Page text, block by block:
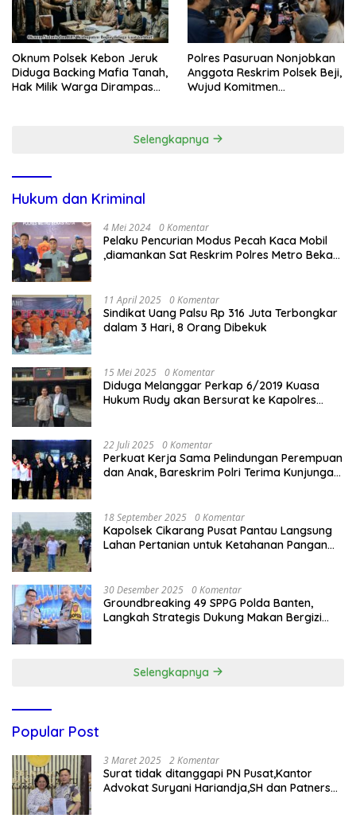
Oknum Polsek Kebon Jeruk
Diduga Backing Mafia Tanah,
Hak Milik Warga Dirampas
Polres Pasuruan Nonjobkan
Anggota Reskrim Polsek Beji,
Wujud Komitmen
Selengkapnya
Hukum dan Kriminal
4 Mei 2024 0 Komentar
Pelaku Pencurian Modus Pecah Kaca Mobil
,diamankan Sat Reskrim Polres Metro Bekasi
11 April 2025 0 Komentar
Sindikat Uang Palsu Rp 316 Juta Terbongkar
dalam 3 Hari, 8 Orang Dibekuk
15 Mei 2025 0 Komentar
Diduga Melanggar Perkap 6/2019 Kuasa
Hukum Rudy akan Bersurat ke Kapolres
22 Juli 2025 0 Komentar
Perkuat Kerja Sama Pelindungan Perempuan
dan Anak, Bareskrim Polri Terima Kunjungan
18 September 2025 0 Komentar
Kapolsek Cikarang Pusat Pantau Langsung
Lahan Pertanian untuk Ketahanan Pangan
30 Desember 2025 0 Komentar
Groundbreaking 49 SPPG Polda Banten,
Langkah Strategis Dukung Makan Bergizi
Selengkapnya
Popular Post
3 Maret 2025 2 Komentar
Surat tidak ditanggapi PN Pusat,Kantor
Advokat Suryani Hariandja,SH dan Patners